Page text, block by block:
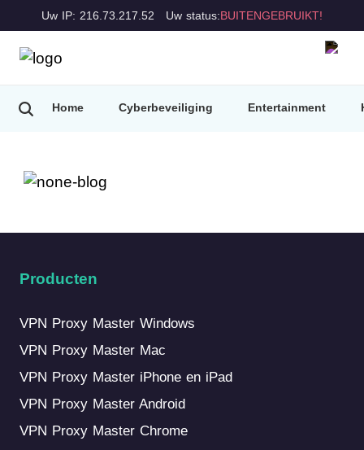
Uw IP: 216.73.217.52 Uw status:BUITENGEBRUIKT!
Home Cyberbeveiliging Entertainment
Producten
VPN Proxy Master Windows
VPN Proxy Master Mac
VPN Proxy Master iPhone en iPad
VPN Proxy Master Android
VPN Proxy Master Chrome